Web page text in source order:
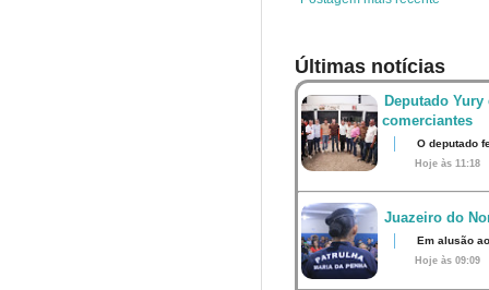
Últimas notícias
Deputado
comerciantes
O deputado
Hoje às 11:18
Juazeiro do
Em alusão
Hoje às 09:09